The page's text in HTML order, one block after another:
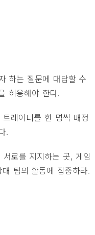
하는 질문에 대답할 수
허용해야 한다.
레이너를 한 명씩 배정
.
로를 지지하는 곳, 게임
팀의 활동에 집중하라.